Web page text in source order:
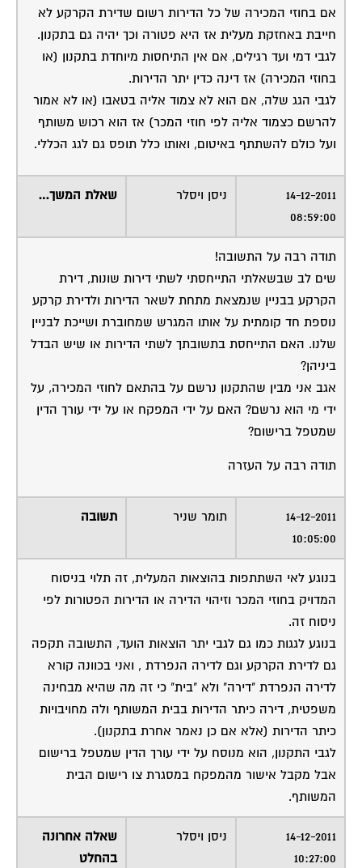
אם בחוזי המכירה של כל הדירות רשום שדירת הקרקע לא
חייבת באחזקת מעלית אז היא פטורה וכך יהיה גם בתקנון.
לגבי דמי ועד רגילים, אם אין התיחסות מיוחדת בתקנון (או
בחוזי המכירה) אז דינה כדין יתר הדירות.
לגבי הגג שלה, אם הוא לא צמוד אליה בטאבו (או לא אמור
להרשם כצמוד אליה לפי חוזי המכר) אז הוא רכוש משותף
ועל כולם להשתתף באיטום, ואותו כלל תופס גם לגג הכללי.
14-12-2011
08:59:00
ניסן ויסלר שאלת המשך…
תודה רבה על התשובה!
שים לב שבשאלתי התייחסתי לשתי דירות שונות, דירת
הקרקע בבניין שנמצאת מתחת לשאר הדירות ולדירת קרקע
נוספת חד קומתית על אותו המגרש שמחוברת ושייכת לבניין
שלנו. האם התייחסת בתשובתך לשתי הדירות או שיש הבדל
ביניהן?
אגב אני מבין שהתקנון נרשם על בהתאם לחוזי המכירה, על
ידי מי הוא נרשם? האם על ידי המפקח או על ידי עורך הדין
שמטפל ברישום?
תודה רבה על העזרה
14-12-2011
10:05:00
תומר שניר תשובה
בנוגע לאי השתתפות בהוצאות המעלית, זה תלוי בניסוח
המדויק בחוזי המכר וזיהוי הדירה או הדירות הפטורות לפי
ניסוח זה.
בנוגע לגגות כמו גם לגבי יתר הוצאות הועד, התשובה תקפה
גם לדירת הקרקע וגם לדירה הנפרדת , ואני בכוונה קורא
לדירה הנפרדת "דירה" ולא "בית" כי זה מה שהיא מבחינה
משפטית, דירה כיתר הדירות בבית המשותף ולה מחויבויות
כיתר הדירות (אלא אם כן נאמר אחרת בתקנון).
לגבי התקנון, הוא מנוסח על ידי עורך הדין שמטפל ברישום
אבל מקבל אישור מהמפקח במסגרת צו רישום הבית
המשותף.
14-12-2011
10:27:00
ניסן ויסלר
שאלה אחרונה
בהחלט